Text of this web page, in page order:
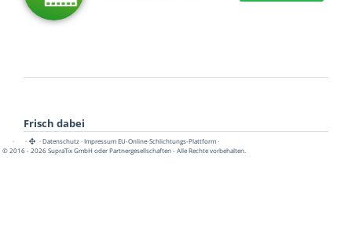
Frisch dabei
· · ·Datenschutz·Impressum EU-Online-Schlichtungs-Plattform·
© 2016 - 2026 SupraTix GmbH oder Partnergesellschaften - Alle Rechte vorbehalten.